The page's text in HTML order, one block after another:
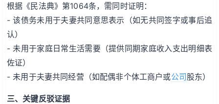
根据《民法典》第1064条，需同时证明：
- 该债务未用于夫妻共同意思表示（如无共同签字或事后追
认）
- 未用于家庭日常生活需要（提供同期家庭收入支出明细表
佐证）
- 未用于夫妻共同经营（如配偶非个体工商户或公司股东）
三、关键反驳证据